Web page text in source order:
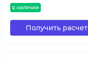
в наличии
Получить расчет